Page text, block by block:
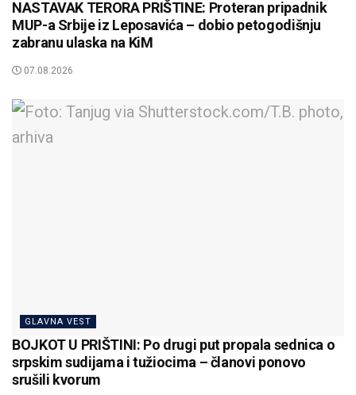
NASTAVAK TERORA PRIŠTINE: Proteran pripadnik
MUP-a Srbije iz Leposavića – dobio petogodišnju
zabranu ulaska na KiM
07.08.2026
GLAVNA VEST
BOJKOT U PRIŠTINI: Po drugi put propala sednica o
srpskim sudijama i tužiocima – članovi ponovo
srušili kvorum